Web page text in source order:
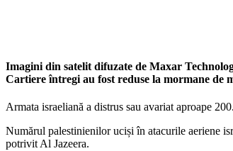
Imagini din satelit difuzate de Maxar
Cartiere întregi au fost reduse la mormane de
Armata israeliană a distrus sau avariat aproape
Numărul palestinienilor uciși în atacurile aeriene
potrivit Al Jazeera.